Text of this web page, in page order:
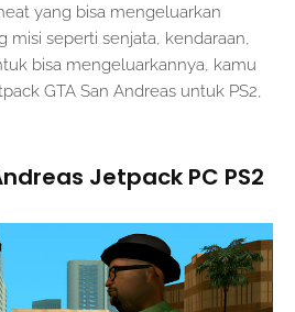
yang bisa mengeluarkan
misi seperti senjata, kendaraan,
bisa mengeluarkannya, kamu
GTA San Andreas untuk PS2,
Jetpack PC PS2